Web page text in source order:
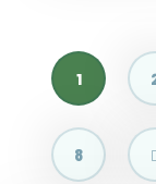
der
1
8